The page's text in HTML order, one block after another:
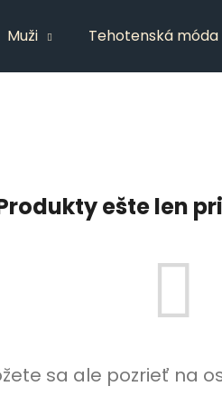
Muži Tehotenská móda
ešte len
sa ale pozrieť na